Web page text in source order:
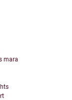
mara